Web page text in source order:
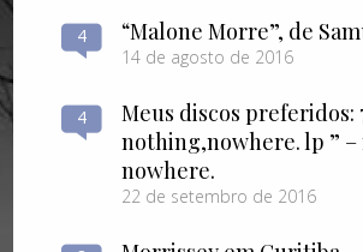
4 “Malone Morre”, de
14 de agosto de 2016
4
Meus discos preferidos:
nothing​,​nowhere. lp ”
nowhere.
22 de setembro de 2016